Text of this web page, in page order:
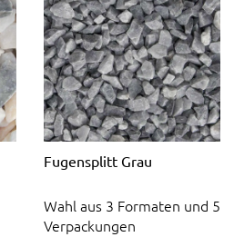
Fugensplitt Grau
Wahl aus 3 Formaten und 5
Verpackungen